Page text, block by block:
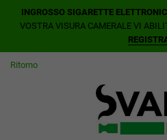
INGROSSO SIGARETTE
VOSTRA VISURA CAMERALE VI
Ritorno